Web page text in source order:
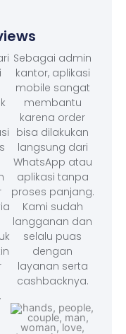
Sebagai admin
kantor, aplikasi
mobile sangat
membantu
karena order
bisa dilakukan
langsung dari
WhatsApp atau
aplikasi tanpa
proses panjang.
Kami sudah
langganan dan
selalu puas
dengan
layanan serta
cashbacknya.